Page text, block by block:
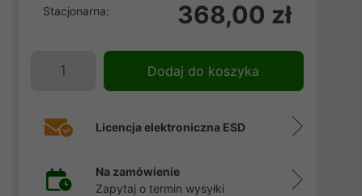
Stacjonarna: 368,00 zł
Dodaj do koszyka
Licencja elektroniczna ESD
Na zamówienie
Zapytaj o termin wysyłki